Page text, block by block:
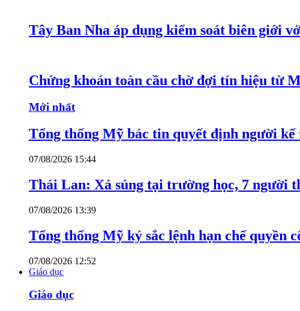
Tây Ban Nha áp dụng kiểm soát biên giới
Chứng khoán toàn cầu chờ đợi tín hiệu từ
Mới nhất
Tổng thống Mỹ bác tin quyết định người kế
07/08/2026 15:44
Thái Lan: Xả súng tại trường học, 7 người
07/08/2026 13:39
Tổng thống Mỹ ký sắc lệnh hạn chế quyền
07/08/2026 12:52
Giáo dục
Giáo dục